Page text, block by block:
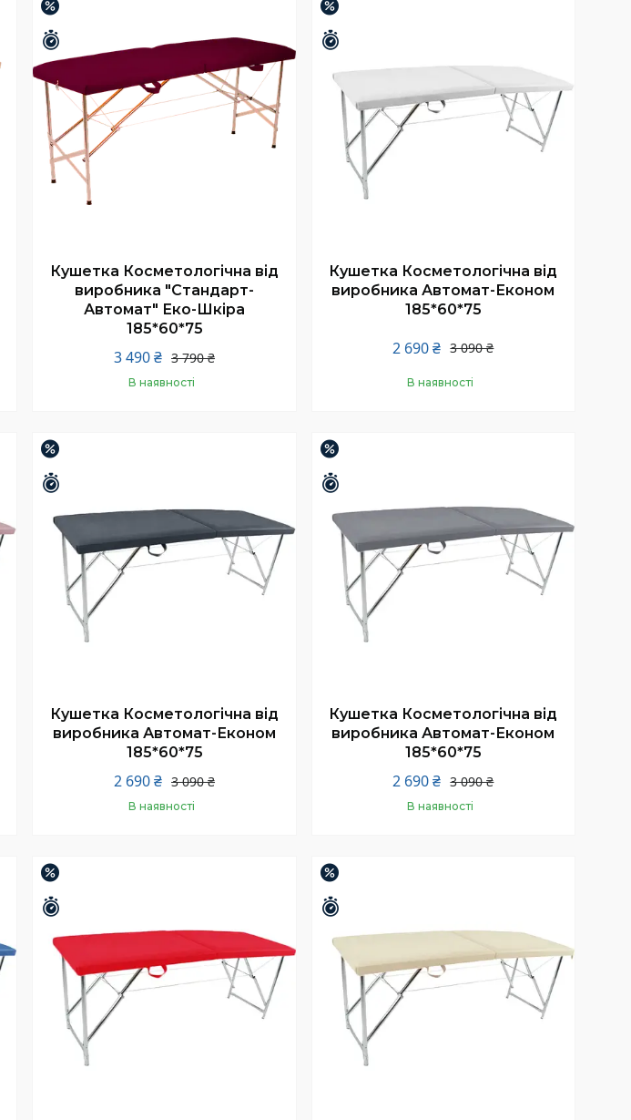
Залишилось 25 днів
Кушетка Косметологічна від
виробника "Стандарт-
Автомат" Еко-Шкіра
185*60*75
3 790 ₴
3 490 ₴
В наявності
Кушетка Косметологічна від
виробника Автомат-Економ
185*60*75
3 090 ₴
2 690 ₴
В наявності
Кушетка Косметологічна від
виробника Автомат-Економ
185*60*75
3 090 ₴
2 690 ₴
В наявності
Кушетка Косметологічна від
виробника Автомат-Економ
185*60*75
3 090 ₴
2 690 ₴
В наявності